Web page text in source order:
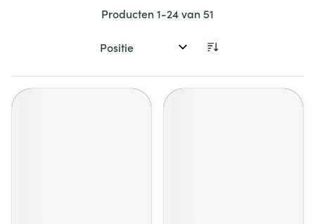
Producten1-24van51
Sorteer op: